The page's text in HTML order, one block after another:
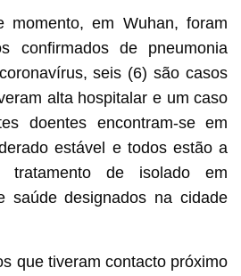
momento, em Wuhan, foram
confirmados de pneumonia
seis (6) são casos
alta hospitalar e um caso
doentes encontram-se em
estável e todos estão a
tratamento de isolado em
saúde designados na cidade
que tiveram contacto próximo